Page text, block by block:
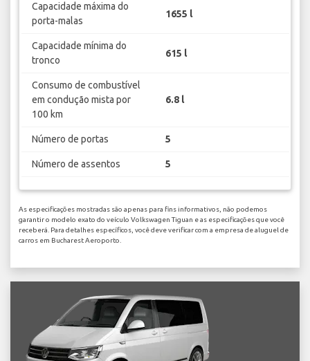
Capacidade máxima do
porta-malas
1655 l
Capacidade mínima do
tronco
615 l
Consumo de combustível
em condução mista por
100 km
6.8 l
Número de portas 5
Número de assentos 5
As especificações mostradas são apenas para fins informativos, não podemos
garantir o modelo exato do veículo Volkswagen Tiguan e as especificações que você
receberá. Para detalhes específicos, você deve verificar com a empresa de aluguel de
carros em Bucharest Aeroporto.